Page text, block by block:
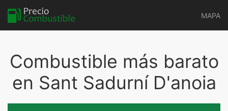
MAPA
Combustible más barato
en Sant Sadurní D'anoia